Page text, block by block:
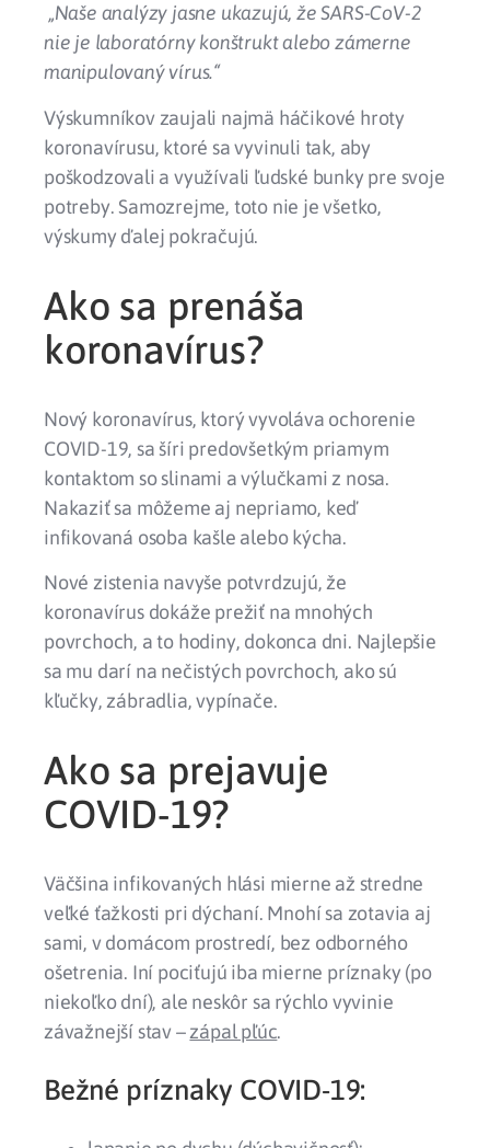
„Naše analýzy jasne ukazujú, že SARS-CoV-2
nie je laboratórny konštrukt alebo zámerne
manipulovaný vírus.“
Výskumníkov zaujali najmä háčikové hroty
koronavírusu, ktoré sa vyvinuli tak, aby
poškodzovali avyužívali ľudské bunky pre svoje
potreby. Samozrejme, toto nie je všetko,
výskumy ďalej pokračujú.
Ako sa prenáša
koronavírus?
Nový koronavírus, ktorý vyvoláva ochorenie
COVID-19, sa šíri predovšetkým priamym
kontaktom so slinami avýlučkami z nosa.
Nakaziť sa môžeme aj nepriamo, keď
infikovaná osoba kašle alebokýcha.
Nové zistenia navyše potvrdzujú, že
koronavírus dokáže prežiť na mnohých
povrchoch, a to hodiny, dokonca dni. Najlepšie
sa mu darí na nečistých povrchoch, ako sú
kľučky, zábradlia,vypínače.
Ako sa prejavuje
COVID-19?
Väčšina infikovaných hlási mierne až stredne
veľké ťažkosti pri dýchaní. Mnohí sa zotavia aj
sami, v domácom prostredí, bez odborného
ošetrenia. Iní pociťujú iba mierne príznaky (po
niekoľko dní), ale neskôr sa rýchlo vyvinie
závažnejší stav –zápal pľúc.
Bežné príznaky COVID-19: